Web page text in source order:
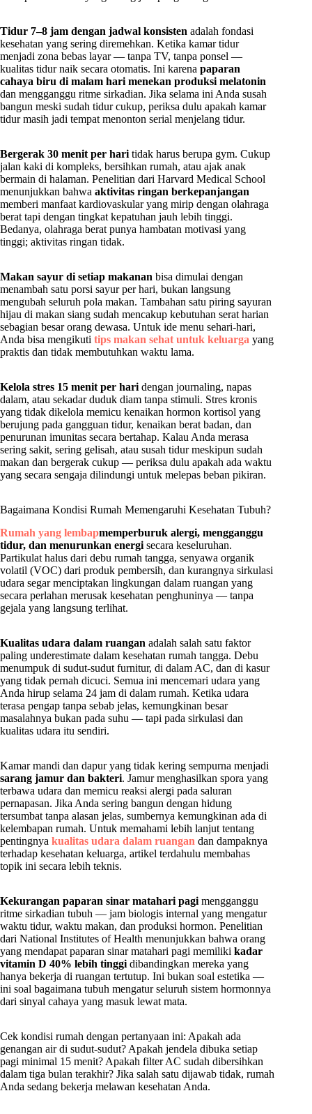
Tidur 7–8 jam dengan jadwal konsisten adalah fondasi
kesehatan yang sering diremehkan. Ketika kamar tidur
menjadi zona bebas layar — tanpa TV, tanpa ponsel —
kualitas tidur naik secara otomatis. Ini karena paparan
cahaya biru di malam hari menekan produksi melatonin
dan mengganggu ritme sirkadian. Jika selama ini Anda susah
bangun meski sudah tidur cukup, periksa dulu apakah kamar
tidur masih jadi tempat menonton serial menjelang tidur.
Bergerak 30 menit per hari tidak harus berupa gym. Cukup
jalan kaki di kompleks, bersihkan rumah, atau ajak anak
bermain di halaman. Penelitian dari Harvard Medical School
menunjukkan bahwa aktivitas ringan berkepanjangan
memberi manfaat kardiovaskular yang mirip dengan olahraga
berat tapi dengan tingkat kepatuhan jauh lebih tinggi.
Bedanya, olahraga berat punya hambatan motivasi yang
tinggi; aktivitas ringan tidak.
Makan sayur di setiap makanan bisa dimulai dengan
menambah satu porsi sayur per hari, bukan langsung
mengubah seluruh pola makan. Tambahan satu piring sayuran
hijau di makan siang sudah mencakup kebutuhan serat harian
sebagian besar orang dewasa. Untuk ide menu sehari-hari,
Anda bisa mengikuti tips makan sehat untuk keluarga yang
praktis dan tidak membutuhkan waktu lama.
Kelola stres 15 menit per hari dengan journaling, napas
dalam, atau sekadar duduk diam tanpa stimuli. Stres kronis
yang tidak dikelola memicu kenaikan hormon kortisol yang
berujung pada gangguan tidur, kenaikan berat badan, dan
penurunan imunitas secara bertahap. Kalau Anda merasa
sering sakit, sering gelisah, atau susah tidur meskipun sudah
makan dan bergerak cukup — periksa dulu apakah ada waktu
yang secara sengaja dilindungi untuk melepas beban pikiran.
Bagaimana Kondisi Rumah Memengaruhi Kesehatan Tubuh?
Rumah yang lembapmemperburuk alergi, mengganggu
tidur, dan menurunkan energi secara keseluruhan.
Partikulat halus dari debu rumah tangga, senyawa organik
volatil (VOC) dari produk pembersih, dan kurangnya sirkulasi
udara segar menciptakan lingkungan dalam ruangan yang
secara perlahan merusak kesehatan penghuninya — tanpa
gejala yang langsung terlihat.
Kualitas udara dalam ruangan adalah salah satu faktor
paling underestimate dalam kesehatan rumah tangga. Debu
menumpuk di sudut-sudut furnitur, di dalam AC, dan di kasur
yang tidak pernah dicuci. Semua ini mencemari udara yang
Anda hirup selama 24 jam di dalam rumah. Ketika udara
terasa pengap tanpa sebab jelas, kemungkinan besar
masalahnya bukan pada suhu — tapi pada sirkulasi dan
kualitas udara itu sendiri.
Kamar mandi dan dapur yang tidak kering sempurna menjadi
sarang jamur dan bakteri. Jamur menghasilkan spora yang
terbawa udara dan memicu reaksi alergi pada saluran
pernapasan. Jika Anda sering bangun dengan hidung
tersumbat tanpa alasan jelas, sumbernya kemungkinan ada di
kelembapan rumah. Untuk memahami lebih lanjut tentang
pentingnya kualitas udara dalam ruangan dan dampaknya
terhadap kesehatan keluarga, artikel terdahulu membahas
topik ini secara lebih teknis.
Kekurangan paparan sinar matahari pagi mengganggu
ritme sirkadian tubuh — jam biologis internal yang mengatur
waktu tidur, waktu makan, dan produksi hormon. Penelitian
dari National Institutes of Health menunjukkan bahwa orang
yang mendapat paparan sinar matahari pagi memiliki kadar
vitamin D 40% lebih tinggi dibandingkan mereka yang
hanya bekerja di ruangan tertutup. Ini bukan soal estetika —
ini soal bagaimana tubuh mengatur seluruh sistem hormonnya
dari sinyal cahaya yang masuk lewat mata.
Cek kondisi rumah dengan pertanyaan ini: Apakah ada
genangan air di sudut-sudut? Apakah jendela dibuka setiap
pagi minimal 15 menit? Apakah filter AC sudah dibersihkan
dalam tiga bulan terakhir? Jika salah satu dijawab tidak, rumah
Anda sedang bekerja melawan kesehatan Anda.